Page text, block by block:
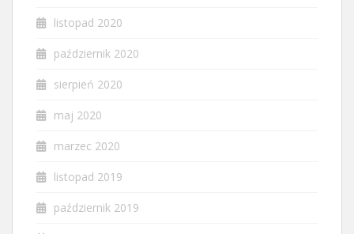
listopad 2020
październik 2020
sierpień 2020
maj 2020
marzec 2020
listopad 2019
październik 2019